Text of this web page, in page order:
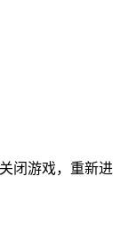
闭游戏，重新进